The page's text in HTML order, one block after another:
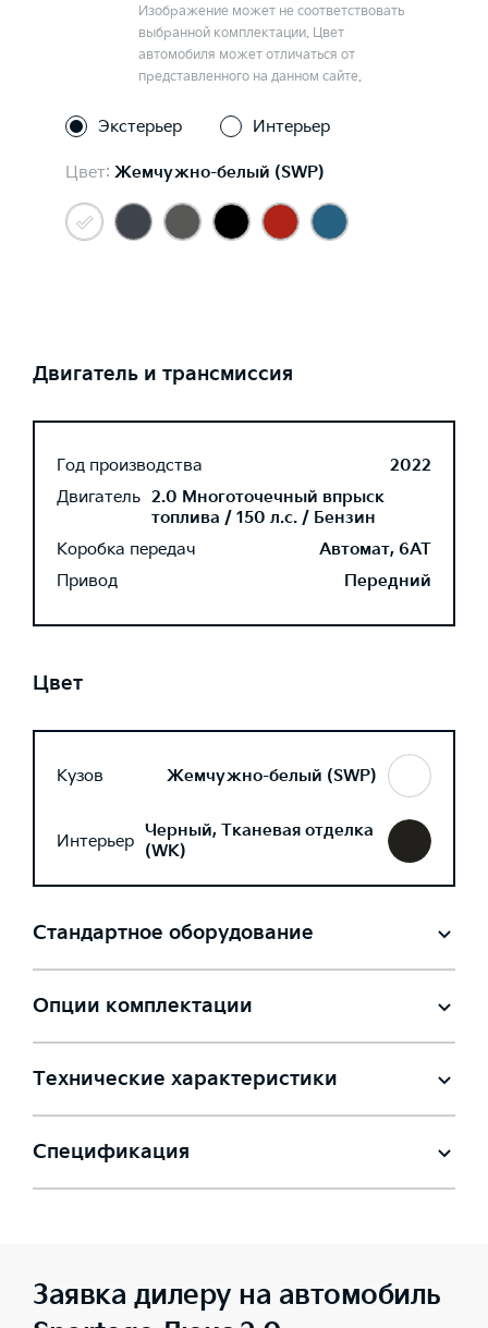
Изображение может не соответствовать
выбранной комплектации. Цвет
автомобиля может отличаться от
представленного на данном сайте.
Экстерьер Интерьер
Цвет: Жемчужно-белый (SWP)
Двигатель и трансмиссия
Год производства
2022
Двигатель 2.0 Многоточечный впрыск
топлива / 150 л.с. / Бензин
Коробка передач
Автомат, 6AT
Привод
Передний
Цвет
Кузов Жемчужно-белый (SWP)
Интерьер Черный, Тканевая отделка
(WK)
Стандартное оборудование
Опции комплектации
Технические характеристики
Спецификация
Заявка дилеру на автомобиль